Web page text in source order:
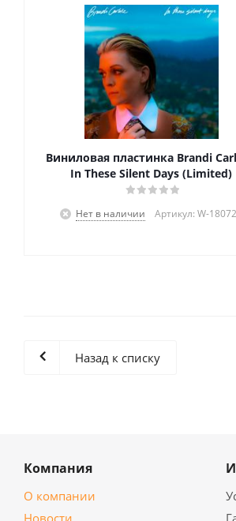
Виниловая пластинка Brandi
In These Silent Days (Limited)
Нет в наличии Артикул: W-
Назад к списку
Компания
О компании